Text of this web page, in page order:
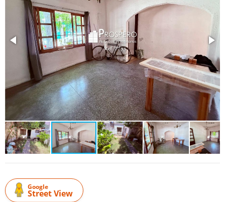
Google
Street View